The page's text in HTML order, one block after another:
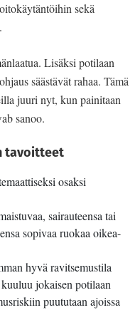
sekä
Lisäksi potilaan
säästävät rahaa. Tämä
juuri nyt, kun painitaan
sanoo.
tavoitteet
osaksi
sairauteensa tai
sopivaa ruokaa oikea-
hyvä ravitsemustila
jokaisen potilaan
puututaan ajoissa